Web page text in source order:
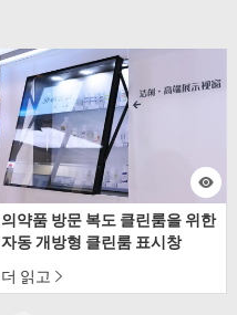
의약품 방문 복도 클린룸을 위한
자동 개방형 클린룸 표시창
더 읽고